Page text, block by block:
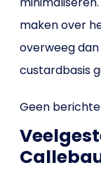
maken over
overweeg
custardbasis
Geen